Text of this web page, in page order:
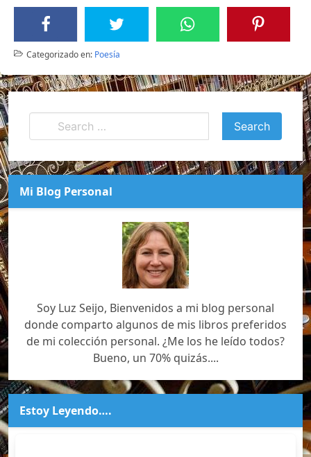
Categorizado en: Poesía
Mi Blog Personal
Soy Luz Seijo, Bienvenidos a mi blog personal
donde comparto algunos de mis libros preferidos
de mi colección personal. ¿Me los he leído todos?
Bueno, un 70% quizás....
Estoy Leyendo….